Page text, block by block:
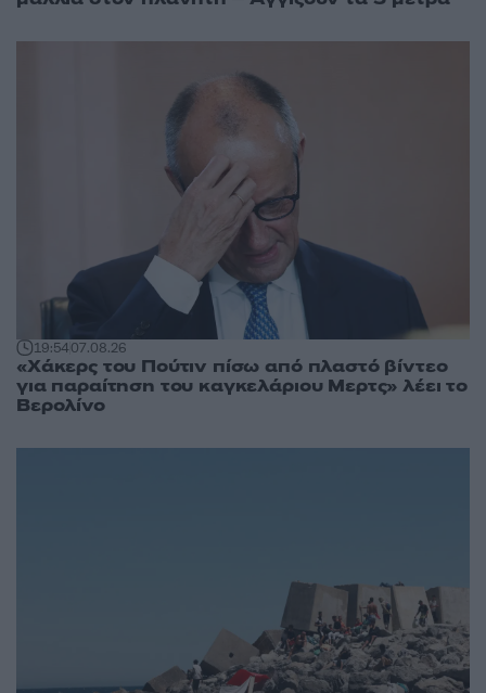
19:5407.08.26
«Χάκερς του Πούτιν πίσω από πλαστό βίντεο
για παραίτηση του καγκελάριου Μερτς» λέει το
Βερολίνο